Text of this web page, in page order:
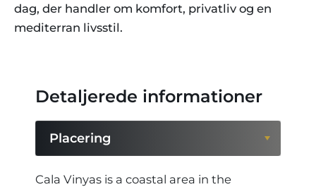
dag, der handler om komfort, privatliv og en
mediterran livsstil.
Detaljerede informationer
Placering
Placering
Cala Vinyas is a coastal area in the